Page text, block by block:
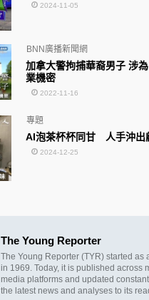
2024-11-05
加拿大警拘捕華裔男子 涉
業機密
BNN廣播新聞網
2022-11-16
AI泡茶杯杯同甘 人手沖出
專題
2024-12-25
The Young Reporter
The Young Reporter (TYR) started as
in 1969. Today, it is published across
media platforms and updated
the latest news and analyses to its